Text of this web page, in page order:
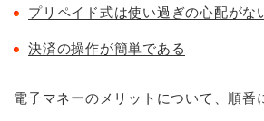
プリペイド式は使い過ぎの心配がな
決済の操作が簡単である
電子マネーのメリットについて、順番